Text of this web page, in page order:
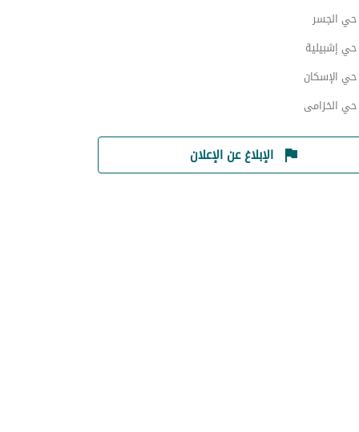
الجسر
إشبيلية
الإسكان
الخزامى
الإبلاغ عن الإعلان